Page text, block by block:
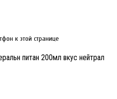
к этой странице
питан 200мл вкус нейтрал